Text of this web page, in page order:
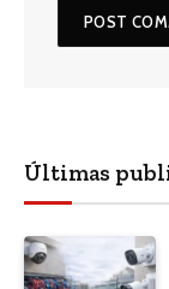
Últimas